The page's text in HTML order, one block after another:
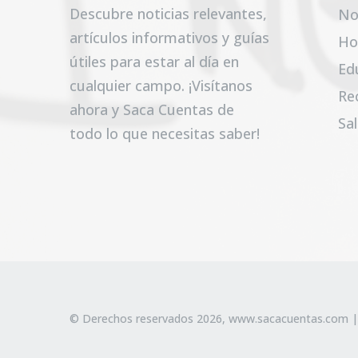
Descubre noticias relevantes,
artículos informativos y guías
útiles para estar al día en
cualquier campo. ¡Visítanos
ahora y Saca Cuentas de
todo lo que necesitas saber!
© Derechos reservados 2026, www.sacacuentas.com